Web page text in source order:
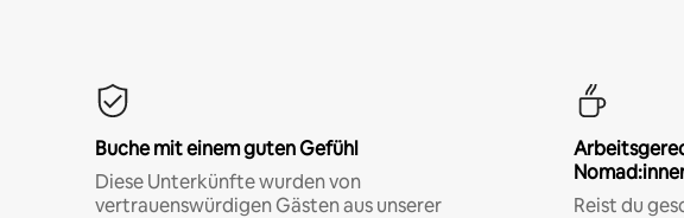
Buche mit einem guten Gefühl
Diese Unterkünfte wurden von
vertrauenswürdigen Gästen aus unserer
Reist du